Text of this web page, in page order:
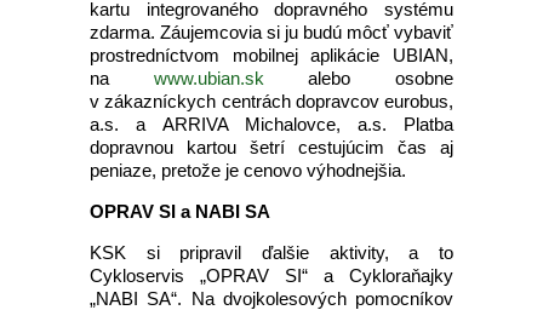
kartu integrovaného dopravného systému
zdarma. Záujemcovia si ju budú môcť vybaviť
prostredníctvom mobilnej aplikácie UBIAN,
na www.ubian.sk alebo osobne
v zákazníckych centrách dopravcov eurobus,
a.s. a ARRIVA Michalovce, a.s. Platba
dopravnou kartou šetrí cestujúcim čas aj
peniaze, pretože je cenovo výhodnejšia.
OPRAV SI a NABI SA
KSK si pripravil ďalšie aktivity, a to
Cykloservis „OPRAV SI“ a Cykloraňajky
„NABI SA“. Na dvojkolesových pomocníkov